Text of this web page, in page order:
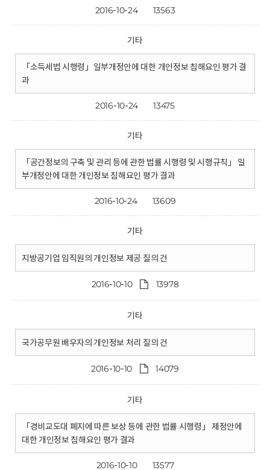
2016-10-24 13563
기타
「소득세법 시행령」일부개정안에 대한 개인정보 침해요인 평가 결
과
2016-10-24 13475
기타
「공간정보의 구축 및 관리 등에 관한 법률 시행령 및 시행규칙」 일
부개정안에 대한 개인정보 침해요인 평가 결과
2016-10-24 13609
기타
지방공기업 임직원의 개인정보 제공 질의 건
2016-10-10 13978
기타
국가공무원 배우자의 개인정보 처리 질의 건
2016-10-10 14079
기타
「경비교도대 폐지에 따른 보상 등에 관한 법률 시행령」 제정안에
대한 개인정보 침해요인 평가 결과
2016-10-10 13577